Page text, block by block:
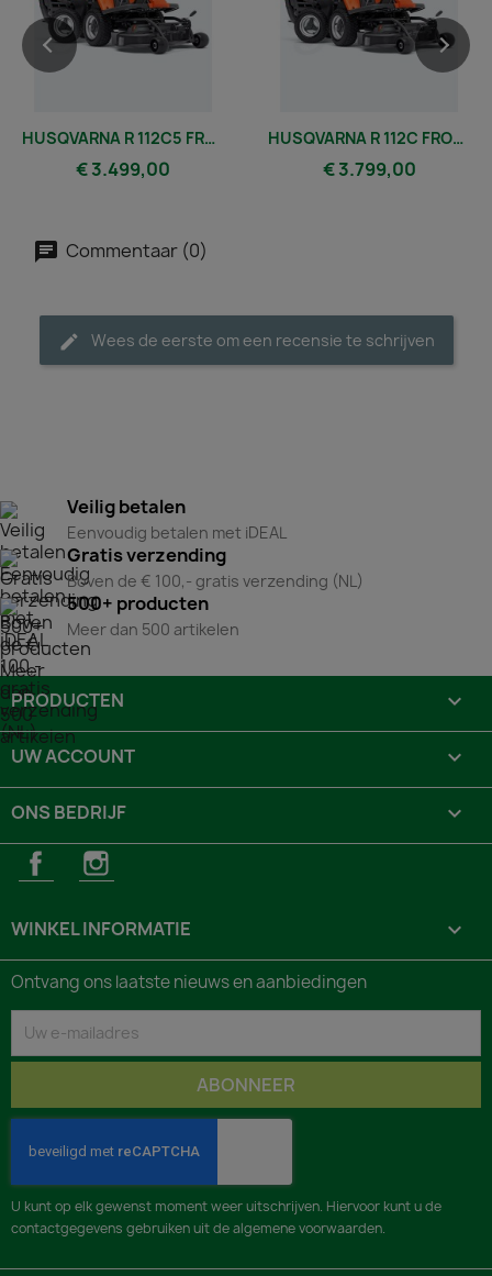
HUSQVARNA R 112C5 FRONTMAAIER INCL. 85 CM COMBI-MAAIDEK
€ 3.499,00
HUSQVARNA R 112C FRONTMAAIER INCL. 85 CM COMBI-MAAIDEK
€ 3.799,00
Commentaar (0)
Wees de eerste om een recensie te schrijven
Veilig betalen
Eenvoudig betalen met iDEAL
Gratis verzending
Boven de € 100,- gratis verzending (NL)
500+ producten
Meer dan 500 artikelen
PRODUCTEN 
UW ACCOUNT 
ONS BEDRIJF 
FacebookInstagram
WINKEL INFORMATIE keyboard_arrow_down
Ontvang ons laatste nieuws en aanbiedingen
U kunt op elk gewenst moment weer uitschrijven. Hiervoor kunt u de
contactgegevens gebruiken uit de algemene voorwaarden.